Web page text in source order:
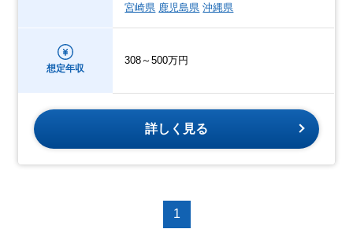
宮崎県 鹿児島県 沖縄県
想定年収
308～500万円
詳しく見る
1